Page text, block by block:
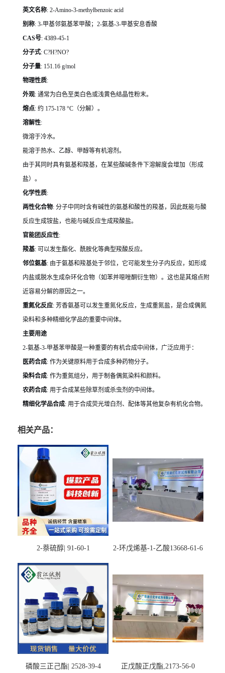
英文名称: 2-Amino-3-methylbenzoic acid
别称: 3-甲基邻氨基苯甲酸；2-氨基-3-甲基安息香酸
CAS号: 4389-45-1
分子式: C?H?NO?
分子量: 151.16 g/mol
物理性质:
外观: 通常为白色至类白色或浅黄色结晶性粉末。
熔点: 约 175-178 °C（分解）。
溶解性:
微溶于冷水。
能溶于热水、乙醇、甲醇等有机溶剂。
由于其同时具有氨基和羧基，在某些酸碱条件下溶解度会增加（形成
盐）。
化学性质:
两性化合物: 分子中同时含有碱性的氨基和酸性的羧基，因此既能与酸
反应生成铵盐，也能与碱反应生成羧酸盐。
官能团反应性:
羧基: 可以发生酯化、酰胺化等典型羧酸反应。
邻位氨基: 由于氨基和羧基处于邻位，它可能发生分子内反应，如形成
内盐或脱水生成杂环化合物（如苯并噁唑酮衍生物）。这也是其熔点附
近容易分解的原因之一。
重氮化反应: 芳香氨基可以发生重氮化反应，生成重氮盐，是合成偶氮
染料和多种精细化学品的重要中间体。
主要用途
2-氨基-3-甲基苯甲酸是一种重要的有机合成中间体，广泛应用于：
医药合成: 作为关键原料用于合成多种药物分子。
染料合成: 作为重氮组分，用于制备偶氮染料和颜料。
农药合成: 用于合成某些除草剂或杀虫剂的中间体。
精细化学品合成: 用于合成荧光增白剂、配体等其他复杂有机化合物。
相关产品：
2-萘硫醇| 91-60-1 2-环戊烯基-1-乙酸13668-61-6
磷酸三正己酯| 2528-39-4 正戊酸正戊酯,2173-56-0